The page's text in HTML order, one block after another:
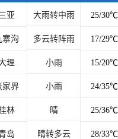
亚 大雨转中雨 25/30℃
寨沟 多云转阵雨 17/29℃
理 小雨 15/20℃
家界 小雨 24/35℃
林 晴 25/36℃
岛 晴转多云 28/33℃